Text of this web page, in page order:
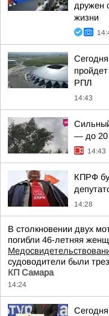
дружен
жизни
РПЛ
14:43
— до 20
14:43
КПРФ
14:28
В столкновении двух
погибли 46-летняя
судоводители были
КП Самара
14:24